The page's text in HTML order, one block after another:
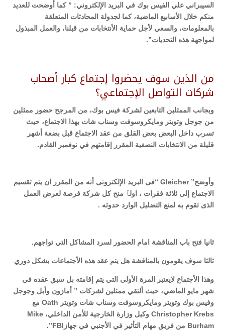
السيبراني علي الفيس بوك في البريد الإلكتروني: ” كما أوضحت للعديد
منكم خلال الأسابيع الماضية، كما لجدولة المحادثات المتعلقة
بالمعلومات، والسعي لأجل حماية الأنتخابات من قبلنا، والعمل المبذول
لمواجهة هذه التحديات”.
من الذين سوف يحضروا إجتماع كبار أصحاب
شركات التواصل الإجتماعي؟
وبجانب الممثلين التابعين لشركة فيس بوك، من المرجح حضور ممثلين
من جوجل وتويتر ومايكروسوفت وسناب شات بهذا الاجتماع، حيث
تسرب داخل البعض بعض القلق من عقد الاجتماع قبل بضعة أشهر
قليلة من الانتخابات النصفية المقرر إقامتهم في نوفمبر القادم.
وأوضح” Gleicher “فى البريد الإلكترونى أنه من المقرر ان يتم تقسيم
الاجتماع إلى ثلاثة فقرات ، اولٱ منح كل شركة فرصة لعرض العمل
الذى تقوم به لمنع التضليل الوارد حدوثه .
ثانيا فتح باب المناقشة امام الحضور لسرد المشاكل التي تواجهم.
ثالثا سوف يقومون بالمناقشة هل يتم عقد هذه الأجتماعات بشكل دوري
وهذا الأجتماع لايعتبر المرة الأولى التي يتم إقامته بل سبق عقده في
شهر مايو الماضي، حيث ألتقي ممثلين لشركات ” أمازون وأبل وجوجل
وفيس بوك وتويتر ومايكروسوفت وسناب شات وتويتر Oath مع
Christopher Krebs وكيل وزارة الخارجية للأمن الداخلي، Mike
Burham من فريق مهام التأثير في الأجنبي في جهازFBI”.